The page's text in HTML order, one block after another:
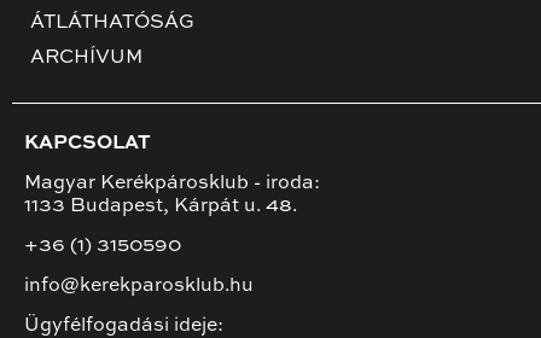
ÁTLÁTHATÓSÁG
ARCHÍVUM
KAPCSOLAT
Magyar Kerékpárosklub - iroda:
1133 Budapest, Kárpát u. 48.
+36 (1) 3150590
info@kerekparosklub.hu
Ügyfélfogadási ideje: